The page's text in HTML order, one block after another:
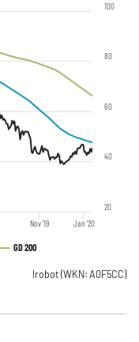
GD 200
Nov '19 Jan '20
20
40
60
80
100
Irobot (WKN: A0F5CC)